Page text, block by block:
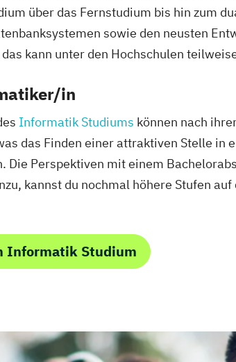
über das Fernstudium bis hin zum
sowie den neusten
kann unter den Hochschulen
in
Informatik Studiums können nach
das Finden einer attraktiven Stelle in
Die Perspektiven mit einem
kannst du nochmal höhere Stufen
Informatik Studium